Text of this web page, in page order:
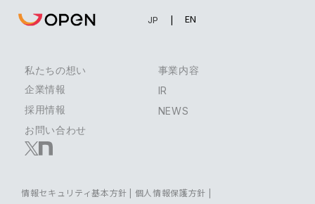
EN
JP
私たちの想い
事業内容
企業情報
IR
採用情報
NEWS
お問い合わせ
情報セキュリティ基本方針 | 個人情報保護方針 |